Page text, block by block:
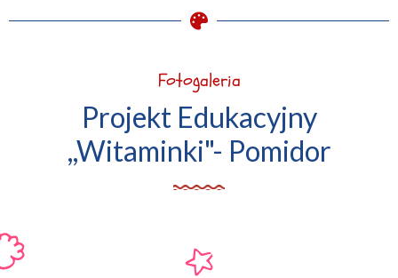
Fotogaleria
Projekt Edukacyjny
,,Witaminki"- Pomidor